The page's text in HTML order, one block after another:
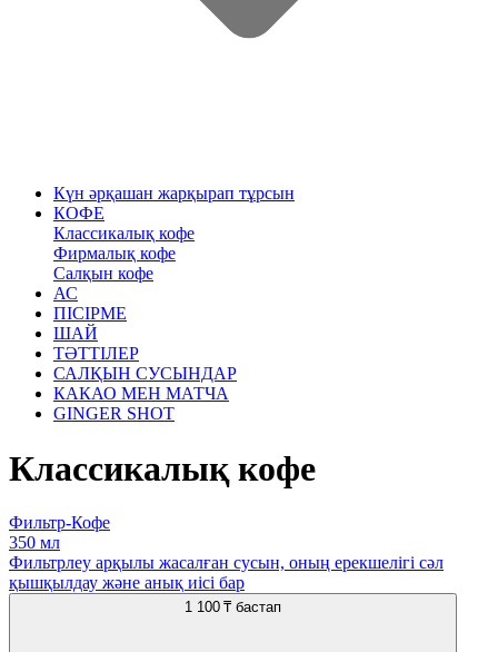
Күн әрқашан жарқырап тұрсын
КОФЕ
Классикалық кофе
Фирмалық кофе
Салқын кофе
АС
ПІСІРМЕ
ШАЙ
ТӘТТІЛЕР
САЛҚЫН СУСЫНДАР
КАКАО МЕН МАТЧА
GINGER SHOT
Классикалық кофе
Фильтр-Кофе
350 мл
Фильтрлеу арқылы жасалған сусын, оның ерекшелігі сәл
қышқылдау және анық иісі бар
1 100 ₸ бастап